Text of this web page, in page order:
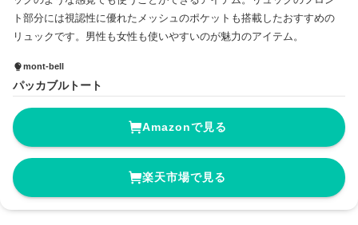
ト部分には視認性に優れたメッシュのポケットも搭載したおすすめの
リュックです。男性も女性も使いやすいのが魅力のアイテム。
mont-bell
パッカブルトート
Amazonで見る
楽天市場で見る